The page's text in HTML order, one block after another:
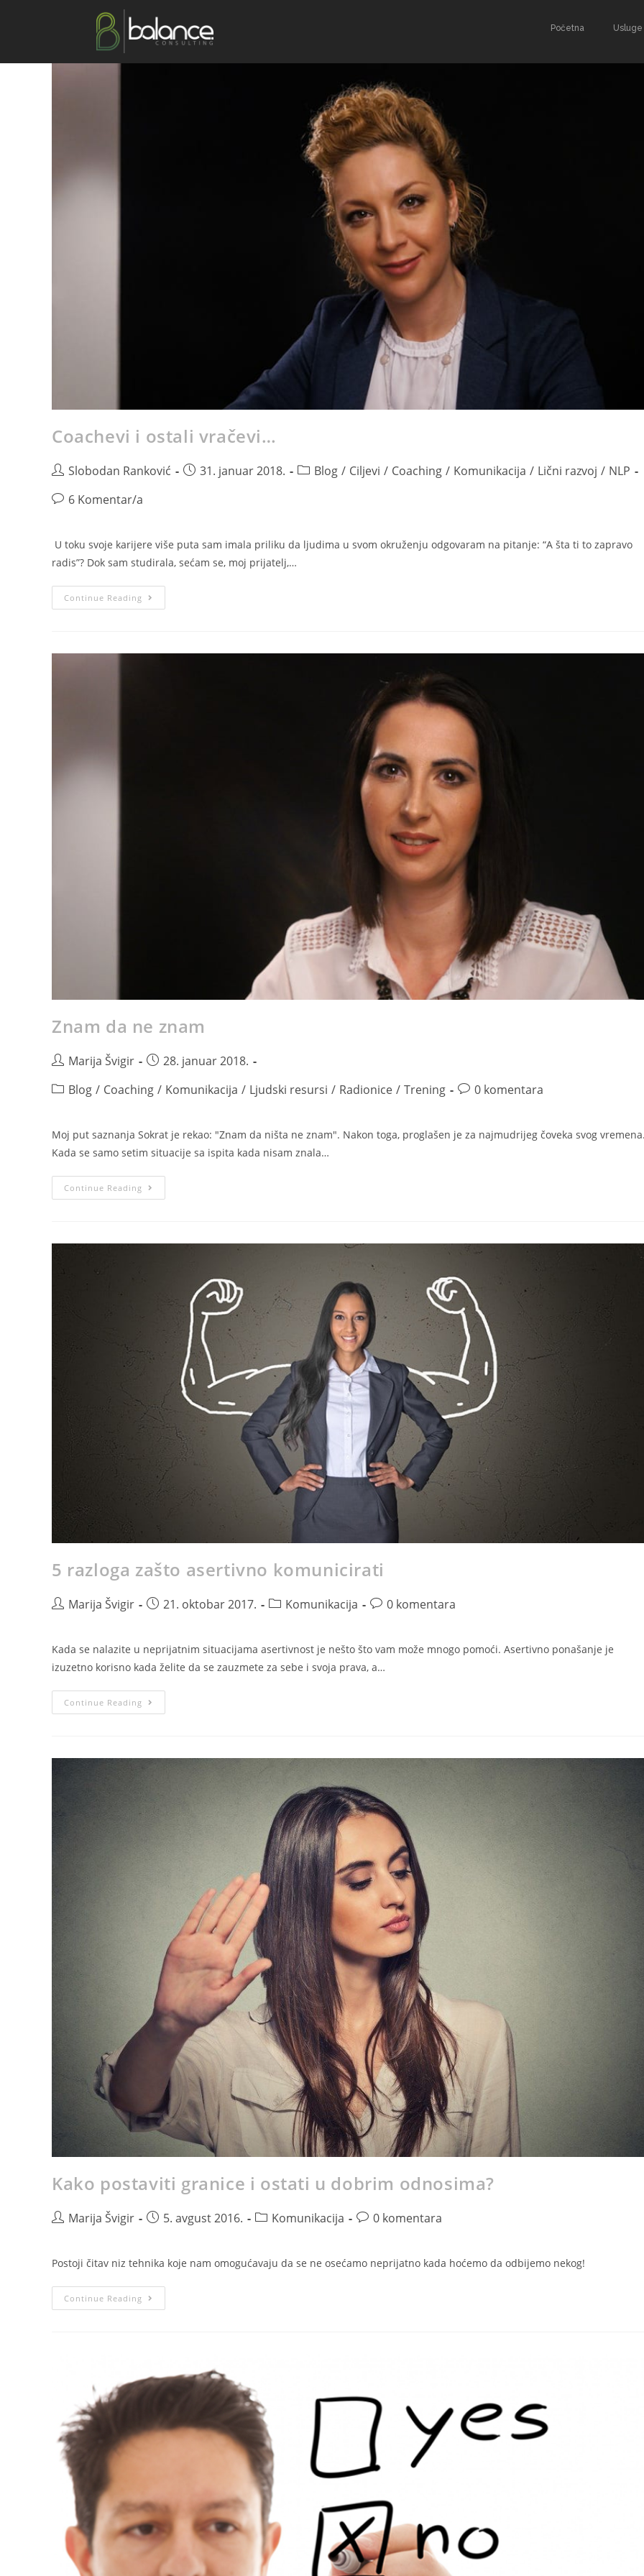
Početna Usluge
Coachevi i ostali vračevi…
Slobodan Ranković 31. januar 2018. Blog / Ciljevi / Coaching / Komunikacija / Lični razvoj / NLP
6 Komentar/a
U toku svoje karijere više puta sam imala priliku da ljudima u svom okruženju odgovaram na pitanje: “A šta ti to zapravo
radis”? Dok sam studirala, sećam se, moj prijatelj,…
Continue Reading
Znam da ne znam
Marija Švigir
28. januar 2018.
Blog / Coaching / Komunikacija / Ljudski resursi / Radionice / Trening 0 komentara
Moj put saznanja Sokrat je rekao: "Znam da ništa ne znam". Nakon toga, proglašen je za najmudrijeg čoveka svog
Kada se samo setim situacije sa ispita kada nisam znala…
Continue Reading
5 razloga zašto asertivno komunicirati
Marija Švigir 21. oktobar 2017. Komunikacija 0 komentara
Kada se nalazite u neprijatnim situacijama asertivnost je nešto što vam može mnogo pomoći. Asertivno ponašanje je
izuzetno korisno kada želite da se zauzmete za sebe i svoja prava, a…
Continue Reading
Kako postaviti granice i ostati u dobrim odnosima?
Marija Švigir 5. avgust 2016. Komunikacija 0 komentara
Postoji čitav niz tehnika koje nam omogućavaju da se ne osećamo neprijatno kada hoćemo da odbijemo nekog!
Continue Reading